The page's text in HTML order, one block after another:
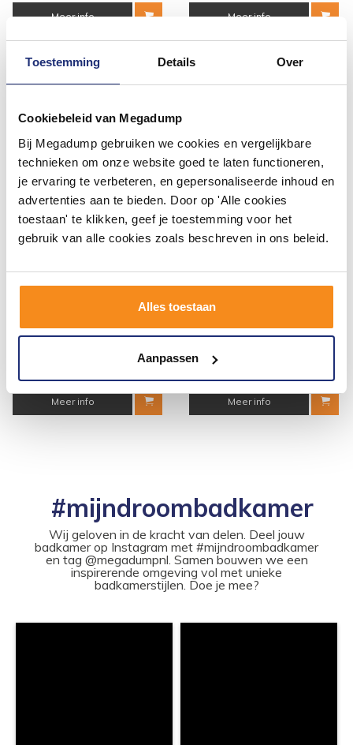
Toestemming Details Over
Cookiebeleid van Megadump
Bij Megadump gebruiken we cookies en vergelijkbare
technieken om onze website goed te laten functioneren,
je ervaring te verbeteren, en gepersonaliseerde inhoud en
advertenties aan te bieden. Door op 'Alle cookies
toestaan' te klikken, geef je toestemming voor het
gebruik van alle cookies zoals beschreven in ons beleid.
Alles toestaan
Aanpassen
Meer info Meer info
Anderen kochten ook
78,35
64,75
Meer info
Vóór 14:00 besteld,
53,18
Meer info
#mijndroombadkamer
Wij geloven in de kracht van delen. Deel jouw
badkamer op Instagram met #mijndroombadkamer
en tag @megadumpnl. Samen bouwen we een
inspirerende omgeving vol met unieke
badkamerstijlen. Doe je mee?